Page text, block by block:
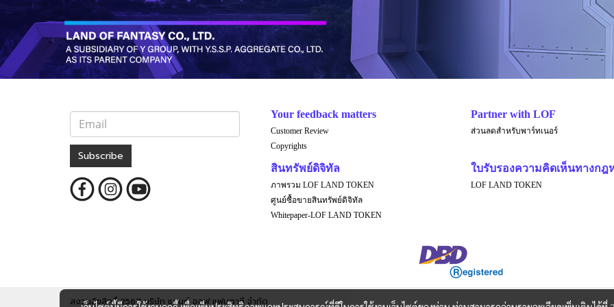
Subscribe
Your feedback matters
Customer Review
Copyrights
Partner with LOF
ส่วนลดสำหรับพาร์ทเนอร์
สินทรัพย์ดิจิทัล
ภาพรวม LOF LAND TOKEN
ศูนย์ซื้อขายสินทรัพย์ดิจิทัล
Whitepaper-LOF LAND TOKEN
ใบรับรองความคิดเห็นทางกฎ
LOF LAND TOKEN
สงวนลิขสิทธิ์ 2567 บริษัท แลนด์ ออฟ แฟนตาซี จำกัด